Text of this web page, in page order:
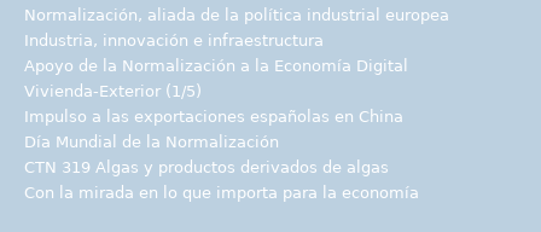
Normalización, aliada de la política industrial europea
Industria, innovación e infraestructura
Apoyo de la Normalización a la Economía Digital
Vivienda-Exterior (1/5)
Impulso a las exportaciones españolas en China
Día Mundial de la Normalización
CTN 319 Algas y productos derivados de algas
Con la mirada en lo que importa para la economía